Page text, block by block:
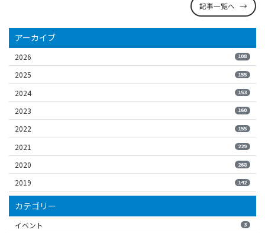
記事一覧へ
アーカイブ
2026 108
2025 155
2024 153
2023 160
2022 155
2021 229
2020 268
2019 142
カテゴリー
イベント 3